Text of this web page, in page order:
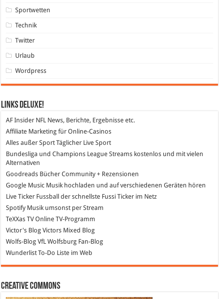
Sportwetten
Technik
Twitter
Urlaub
Wordpress
Links DeLuXe!
AF Insider NFL News, Berichte, Ergebnisse etc.
Affiliate Marketing für Online-Casinos
Alles außer SportTäglicher Live Sport
Bundesliga und Champions League Streams kostenlos und mit vielen
Alternativen
Goodreads Bücher Community + Rezensionen
Google Music Musik hochladen und auf verschiedenen Geräten hören
Live Ticker Fussball
der schnellste Fussi Ticker im Netz
SpotifyMusik umsonst per Stream
TeXXas TVOnline TV-Programm
Victor's Blog Victors Mixed Blog
Wolfs-Blog VfL Wolfsburg Fan-Blog
WunderlistTo-Do Liste im Web
Creative Commons